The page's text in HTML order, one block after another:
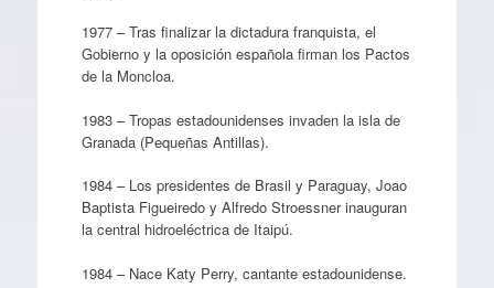
1977 – Tras finalizar la dictadura franquista, el
Gobierno y la oposición española firman los Pactos
de la Moncloa.
1983 – Tropas estadounidenses invaden la isla de
Granada (Pequeñas Antillas).
1984 – Los presidentes de Brasil y Paraguay, Joao
Baptista Figueiredo y Alfredo Stroessner inauguran
la central hidroeléctrica de Itaipú.
1984 – Nace Katy Perry, cantante estadounidense.